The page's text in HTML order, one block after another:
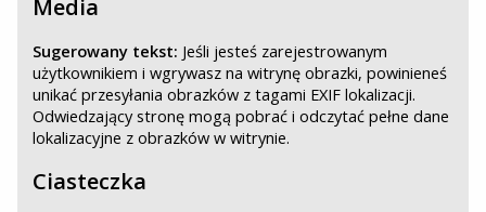
Media
Sugerowany tekst: Jeśli jesteś zarejestrowanym
użytkownikiem i wgrywasz na witrynę obrazki, powinieneś
unikać przesyłania obrazków z tagami EXIF lokalizacji.
Odwiedzający stronę mogą pobrać i odczytać pełne dane
lokalizacyjne z obrazków w witrynie.
Ciasteczka